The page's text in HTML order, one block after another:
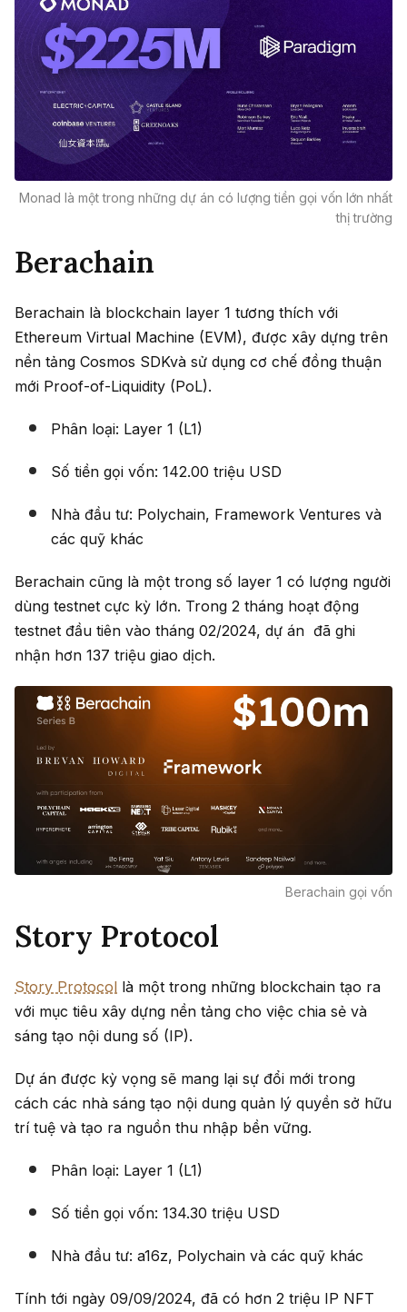
Monad là một trong những dự án có lượng tiền gọi vốn lớn nhất
thị trường
Berachain
Berachain là blockchain layer 1 tương thích với
Ethereum Virtual Machine (EVM), được xây dựng trên
nền tảng Cosmos SDKvà sử dụng cơ chế đồng thuận
mới Proof-of-Liquidity (PoL).
Phân loại: Layer 1 (L1)
Số tiền gọi vốn: 142.00 triệu USD
Nhà đầu tư: Polychain, Framework Ventures và
các quỹ khác
Berachain cũng là một trong số layer 1 có lượng người
dùng testnet cực kỳ lớn. Trong 2 tháng hoạt động
testnet đầu tiên vào tháng 02/2024, dự án đã ghi
nhận hơn 137 triệu giao dịch.
Berachain gọi vốn
Story Protocol
Story Protocol là một trong những blockchain tạo ra
với mục tiêu xây dựng nền tảng cho việc chia sẻ và
sáng tạo nội dung số (IP).
Dự án được kỳ vọng sẽ mang lại sự đổi mới trong
cách các nhà sáng tạo nội dung quản lý quyền sở hữu
trí tuệ và tạo ra nguồn thu nhập bền vững.
Phân loại: Layer 1 (L1)
Số tiền gọi vốn: 134.30 triệu USD
Nhà đầu tư: a16z, Polychain và các quỹ khác
Tính tới ngày 09/09/2024, đã có hơn 2 triệu IP NFT